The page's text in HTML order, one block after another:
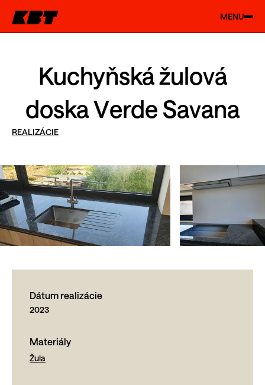
MENU
Kuchyňská žulová
doska Verde Savana
REALIZÁCIE
Dátum realizácie
2023
Materiály
Žula